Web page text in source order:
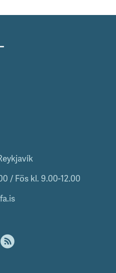
/ Fös kl. 9.00-12.00